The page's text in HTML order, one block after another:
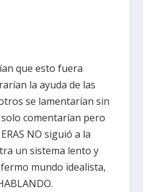
que esto fuera
la ayuda de las
se lamentarían sin
comentarían pero
NO siguió a la
un sistema lento y
mundo idealista,